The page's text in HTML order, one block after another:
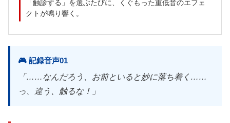
「触診する」を選ぶたびに、くぐもった重低音のエフェ
クトが鳴り響く。
🎮 記録音声01
「……なんだろう、お前といると妙に落ち着く……
っ、違う、触るな！」